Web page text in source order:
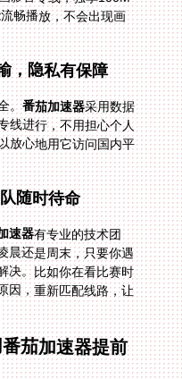
，隐私有保障
。番茄加速器采用数据
安全加密技术，所有传输都通过专线进行，不用担心个人
信息泄露或者网络被攻击。你可以放心地用它访问国内平
随时待命
速器有专业的技术团
队，提供实时售后保障。不管是凌晨还是周末，只要你遇
到问题，联系客服就能得到及时解决。比如你在看比赛时
突然断连，客服会马上帮你排查原因，重新匹配线路，让
茄加速器提前